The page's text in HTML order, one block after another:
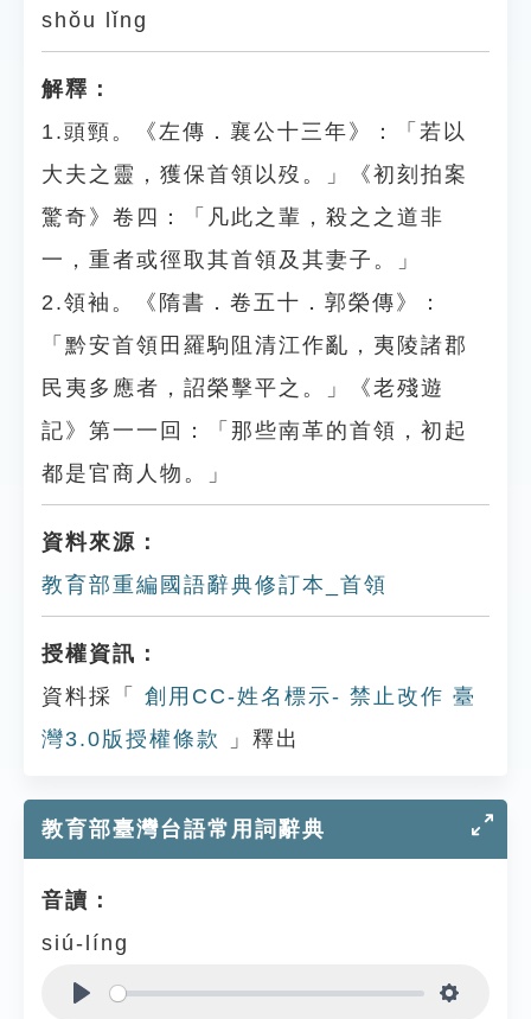
shǒu lǐng
解釋：
1.頭頸。《左傳．襄公十三年》：「若以
大夫之靈，獲保首領以歿。」《初刻拍案
驚奇》卷四：「凡此之輩，殺之之道非
一，重者或徑取其首領及其妻子。」
2.領袖。《隋書．卷五十．郭榮傳》：
「黔安首領田羅駒阻清江作亂，夷陵諸郡
民夷多應者，詔榮擊平之。」《老殘遊
記》第一一回：「那些南革的首領，初起
都是官商人物。」
資料來源：
教育部重編國語辭典修訂本_首領
授權資訊：
資料採「
創用CC-姓名標示- 禁止改作 臺
灣3.0版授權條款
」釋出
教育部臺灣台語常用詞辭典
音讀：
siú-líng